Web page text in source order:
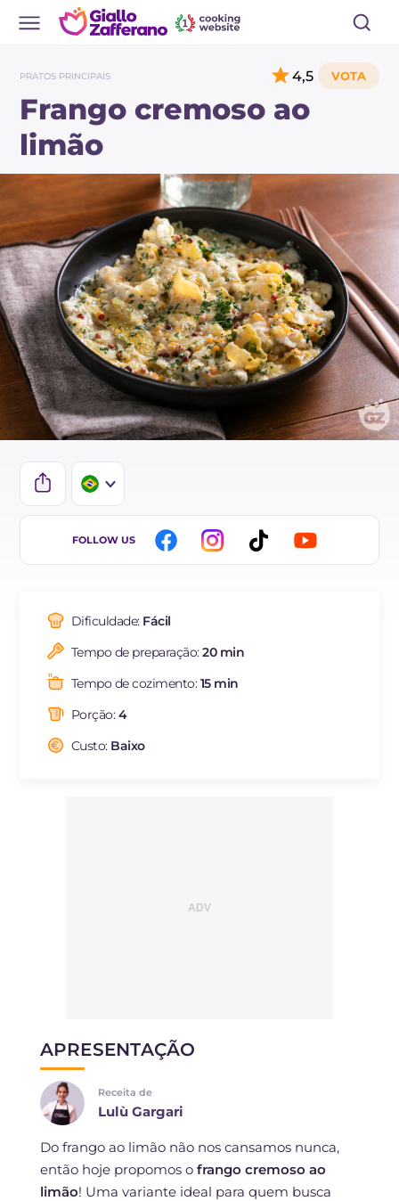
PRATOS PRINCIPAIS
Frango cremoso ao
limão
4,5
IT
FR
ES
NL
FOLLOW US
Dificuldade: Fácil
Tempo de preparação:20 min
Tempo de cozimento:15 min
Porção:4
Custo: Baixo
APRESENTAÇÃO
Receita de
Lulù Gargari
Do frango ao limão não nos cansamos nunca,
então hoje propomos o frango cremoso ao
limão! Uma variante ideal para quem busca